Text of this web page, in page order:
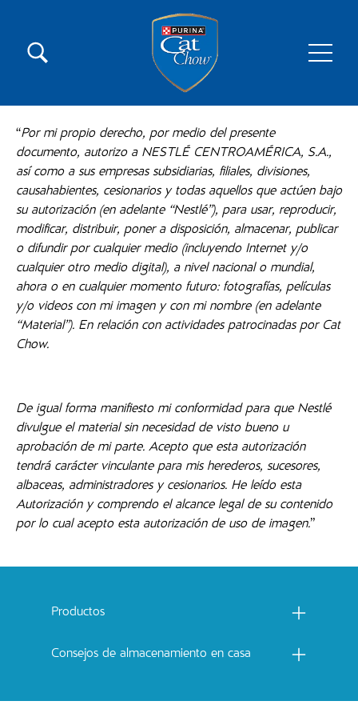
Menú secundario Cat Chow
Menú principal Cat Chow
“Por mi propio derecho, por medio del presente
documento, autorizo a NESTLÉ CENTROAMÉRICA, S.A.,
así como a sus empresas subsidiarias, filiales, divisiones,
causahabientes, cesionarios y todas aquellos que actúen bajo
su autorización (en adelante “Nestlé”), para usar, reproducir,
modificar, distribuir, poner a disposición, almacenar, publicar
o difundir por cualquier medio (incluyendo Internet y/o
cualquier otro medio digital), a nivel nacional o mundial,
ahora o en cualquier momento futuro: fotografías, películas
y/o videos con mi imagen y con mi nombre (en adelante
“Material”). En relación con actividades patrocinadas por Cat
Chow.
De igual forma manifiesto mi conformidad para que Nestlé
divulgue el material sin necesidad de visto bueno u
aprobación de mi parte. Acepto que esta autorización
tendrá carácter vinculante para mis herederos, sucesores,
albaceas, administradores y cesionarios. He leído esta
Autorización y comprendo el alcance legal de su contenido
por lo cual acepto esta autorización de uso de imagen.”
Productos
Consejos de almacenamiento en casa